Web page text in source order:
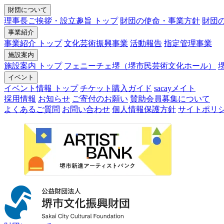
財団について
理事長ご挨拶・設立趣旨 トップ 財団の使命・事業方針 財団
事業紹介
事業紹介 トップ 文化芸術振興事業 活動報告 指定管理事業
施設案内
施設案内 トップ フェニーチェ堺（堺市民芸術文化ホール）
イベント
イベント情報 トップ チケット購入ガイド sacayメイト
採用情報 お知らせ ご寄付のお願い 賛助会員募集について
よくあるご質問 お問い合わせ 個人情報保護方針 サイトポリ